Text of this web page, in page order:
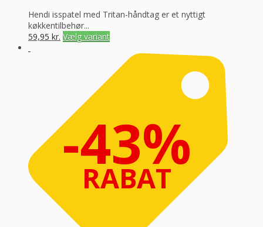
Hendi isspatel med Tritan-håndtag er et nyttigt
køkkentilbehør...
59,95 kr. Vælg variant
-43%
RABAT